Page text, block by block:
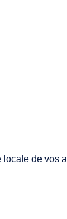
locale de vos